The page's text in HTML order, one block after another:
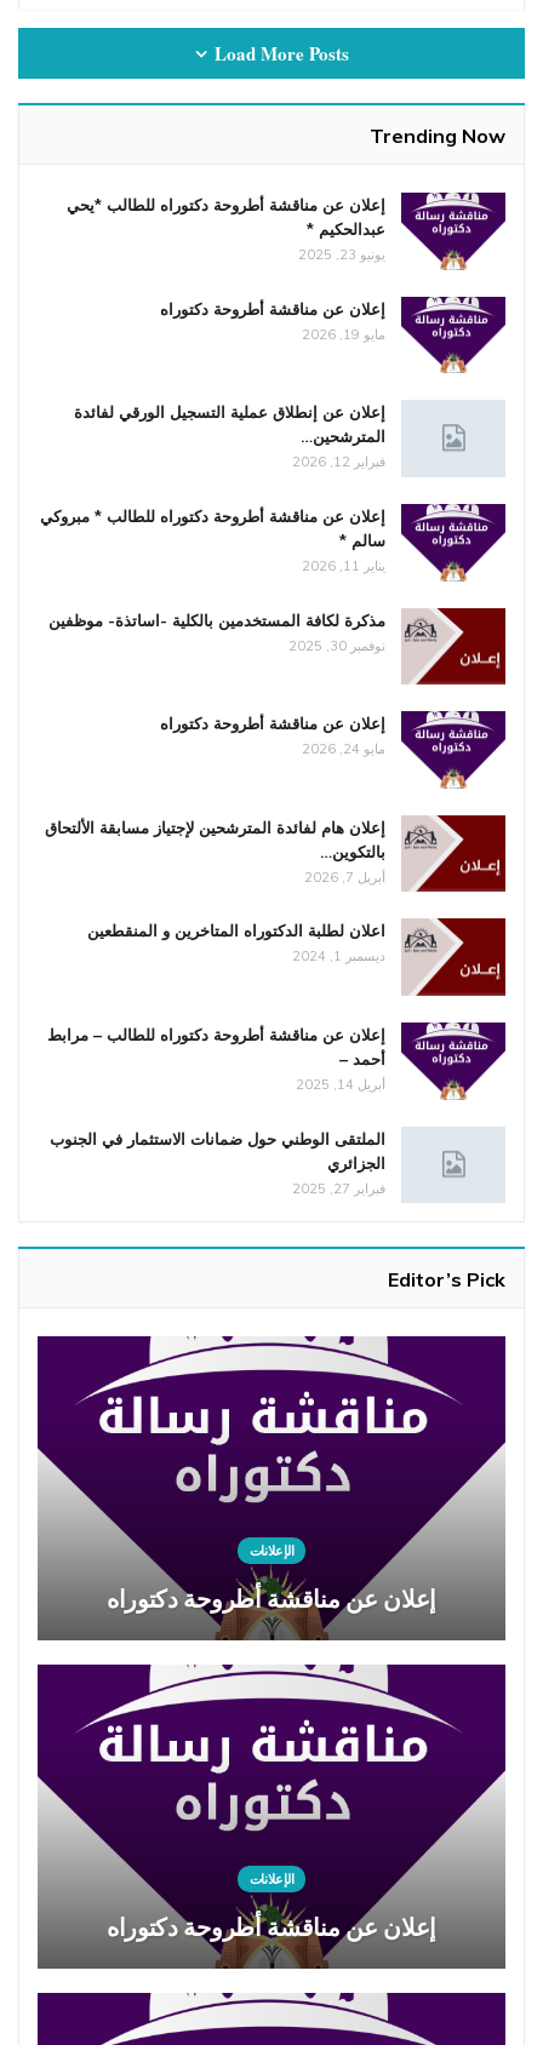
Load More Posts
Trending Now
إعلان عن مناقشة أطروحة دكتوراه للطالب *يحي
عبدالحكيم *
يونيو 23, 2025
إعلان عن مناقشة أطروحة دكتوراه
مايو 19, 2026
إعلان عن إنطلاق عملية التسجيل الورقي لفائدة
المترشحين…
فبراير 12, 2026
إعلان عن مناقشة أطروحة دكتوراه للطالب * مبروكي
سالم *
يناير 11, 2026
مذكرة لكافة المستخدمين بالكلية -اساتذة- موظفين
نوفمبر 30, 2025
إعلان عن مناقشة أطروحة دكتوراه
مايو 24, 2026
إعلان هام لفائدة المترشحين لإجتياز مسابقة الألتحاق
بالتكوين…
أبريل 7, 2026
اعلان لطلبة الدكتوراه المتاخرين و المنقطعين
ديسمبر 1, 2024
إعلان عن مناقشة أطروحة دكتوراه للطالب – مرابط
أحمد –
أبريل 14, 2025
الملتقى الوطني حول ضمانات الاستثمار في الجنوب
الجزائري
فبراير 27, 2025
Editor’s Pick
الإعلانات
إعلان عن مناقشة أطروحة دكتوراه
الإعلانات
إعلان عن مناقشة أطروحة دكتوراه